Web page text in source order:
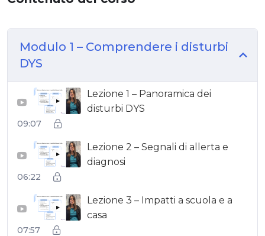
Modulo 1 – Comprendere i disturbi
DYS
▶
Lezione 1 – Panoramica dei
disturbi DYS
09:07
▶
Lezione 2 – Segnali di allerta e
diagnosi
06:22
▶
Lezione 3 – Impatti a scuola e a
casa
07:57